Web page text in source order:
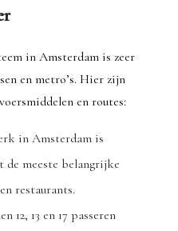
in Amsterdam is zeer
en metro’s. Hier zijn
en routes:
in Amsterdam is
meeste belangrijke
restaurants.
12, 13 en 17 passeren